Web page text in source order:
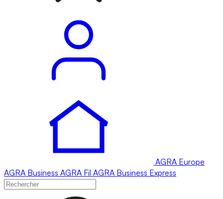
AGRA Europe
AGRA Business AGRA Fil AGRA Business Express